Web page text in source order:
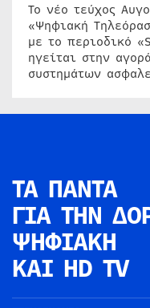
Το νέο τεύχος
«Ψηφιακή
με το περιοδικό
ηγείται στην
συστημάτων
ΤΑ ΠΑΝΤΑ
ΓΙΑ ΤΗΝ
ΨΗΦΙΑΚΗ
ΚΑΙ HD TV